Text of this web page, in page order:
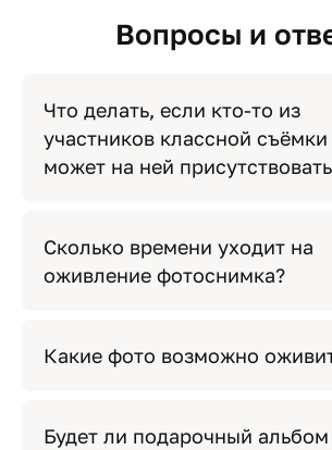
Вопросы и
Что делать, если кто‑то из
участников классной съёмки
может на ней
Сколько времени уходит на
оживление фотоснимка?
Какие фото возможно
Будет ли подарочный альбом